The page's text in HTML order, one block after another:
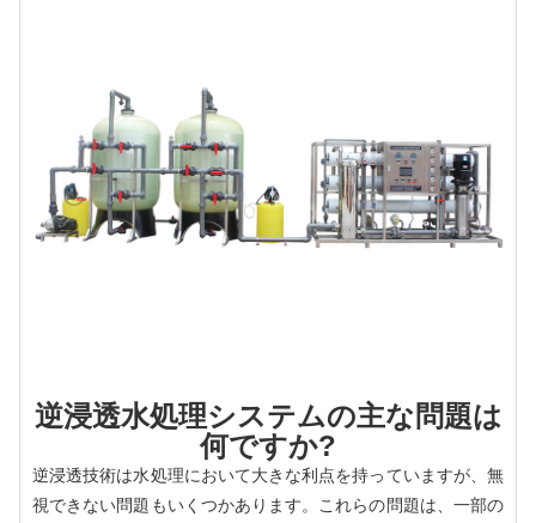
逆浸透水処理システムの主な問題は
何ですか?
逆浸透技術は水処理において大きな利点を持っていますが、無
視できない問題もいくつかあります。これらの問題は、一部の